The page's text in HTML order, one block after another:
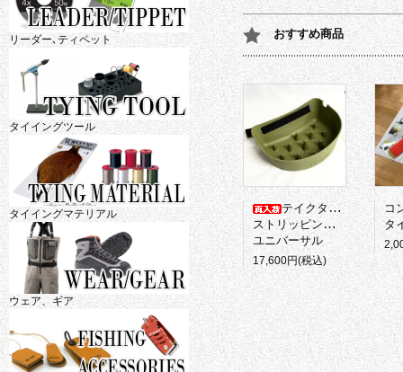
おすすめ商品
テイクタックル
ストリッピングバスケット
ユニバーサル
17,600円(税込)
コ
タ
リーダー､ティペット
タイイングツール
タイイングマテリアル
ウェア、ギア